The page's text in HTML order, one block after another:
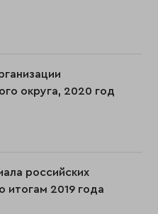
округа, 2020 год
российских
итогам 2019 года